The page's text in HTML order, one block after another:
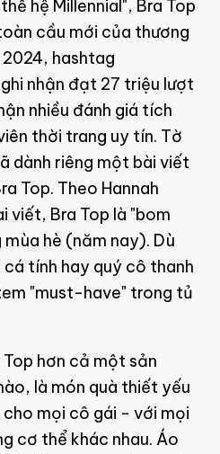
hệ Millennial", Bra Top
cầu mới của thương
2024, hashtag
nhận đạt 27 triệu lượt
nhiều đánh giá tích
thời trang uy tín. Tờ
dành riêng một bài viết
Top. Theo Hannah
viết, Bra Top là "bom
hè (năm nay). Dù
cá tính hay quý cô thanh
"must-have" trong tủ
hơn cả một sản
là món quà thiết yếu
mọi cô gái - với mọi
cơ thể khác nhau. Áo